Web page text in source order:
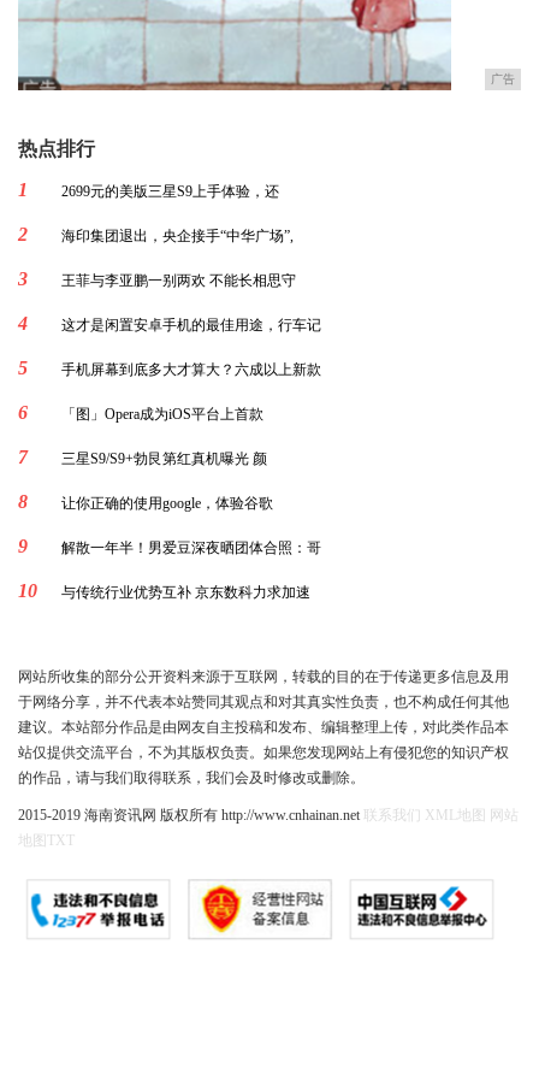
广告
热点排行
1
2699元的美版三星S9上手体验，还
2 海印集团退出，央企接手“中华广场”,
3 王菲与李亚鹏一别两欢 不能长相思守
4 这才是闲置安卓手机的最佳用途，行车记
5 手机屏幕到底多大才算大？六成以上新款
6 「图」Opera成为iOS平台上首款
7 三星S9/S9+勃艮第红真机曝光 颜
8 让你正确的使用google，体验谷歌
9 解散一年半！男爱豆深夜晒团体合照：哥
10 与传统行业优势互补 京东数科力求加速
网站所收集的部分公开资料来源于互联网，转载的目的在于传递更多信息及用
于网络分享，并不代表本站赞同其观点和对其真实性负责，也不构成任何其他
建议。本站部分作品是由网友自主投稿和发布、编辑整理上传，对此类作品本
站仅提供交流平台，不为其版权负责。如果您发现网站上有侵犯您的知识产权
的作品，请与我们取得联系，我们会及时修改或删除。
2015-2019 海南资讯网 版权所有 http://www.cnhainan.net 联系我们 XML地图
网站
地图
TXT